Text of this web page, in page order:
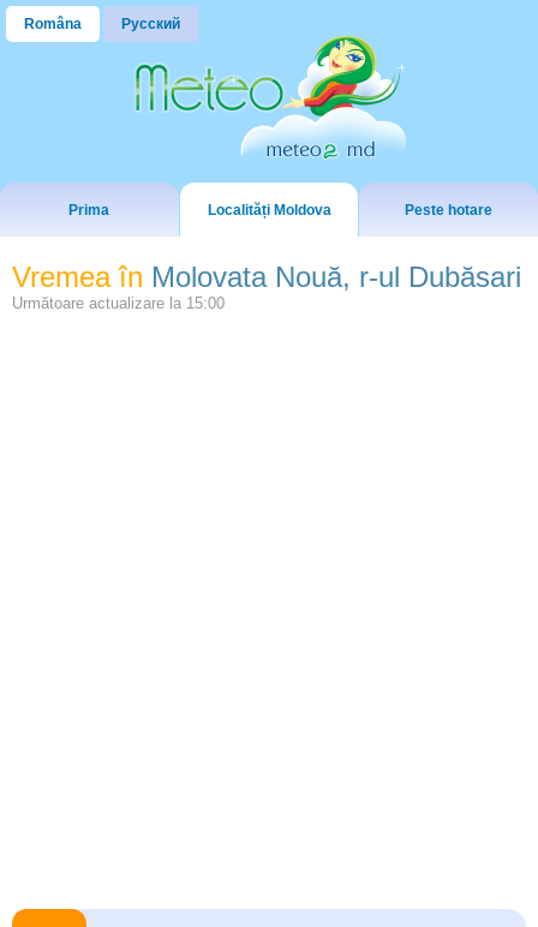
Româna Русский
Prima Localități Moldova Peste hotare
Vremea în Molovata Nouă, r-ul Dubăsari
Următoare actualizare la 15:00